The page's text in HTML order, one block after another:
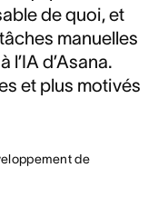
de quoi, et
manuelles
l’IA d’Asana.
et plus motivés
de